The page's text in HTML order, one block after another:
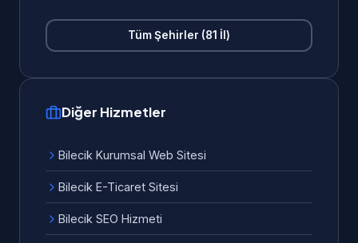
Tüm Şehirler (81 İl)
Diğer Hizmetler
Bilecik Kurumsal Web Sitesi
Bilecik E-Ticaret Sitesi
Bilecik SEO Hizmeti